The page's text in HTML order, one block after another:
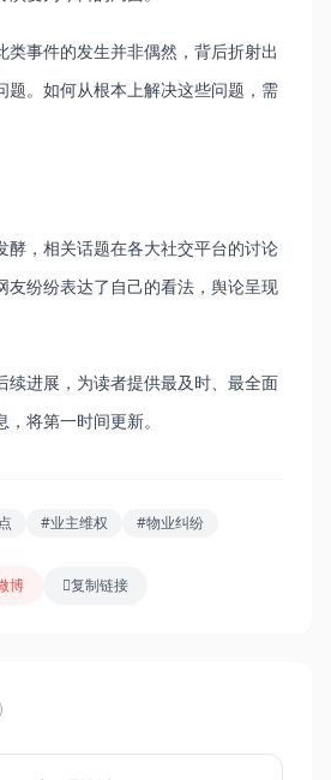
类事件的发生并非偶然，背后折射出
题。如何从根本上解决这些问题，需
酵，相关话题在各大社交平台的讨论
友纷纷表达了自己的看法，舆论呈现
续进展，为读者提供最及时、最全面
将第一时间更新。
#业主维权 #物业纠纷
博 复制链接